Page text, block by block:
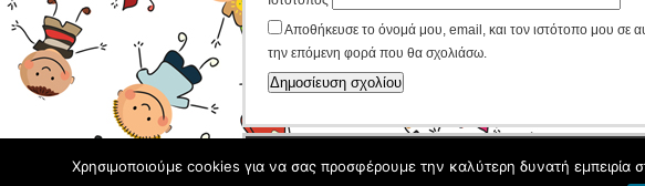
Αποθήκευσε το όνομά μου, email, και τον ιστότοπο μου σε
την επόμενη φορά που θα σχολιάσω.
Χρησιμοποιούμε cookies για να σας προσφέρουμε την καλύτερη δυνατή εμπειρία